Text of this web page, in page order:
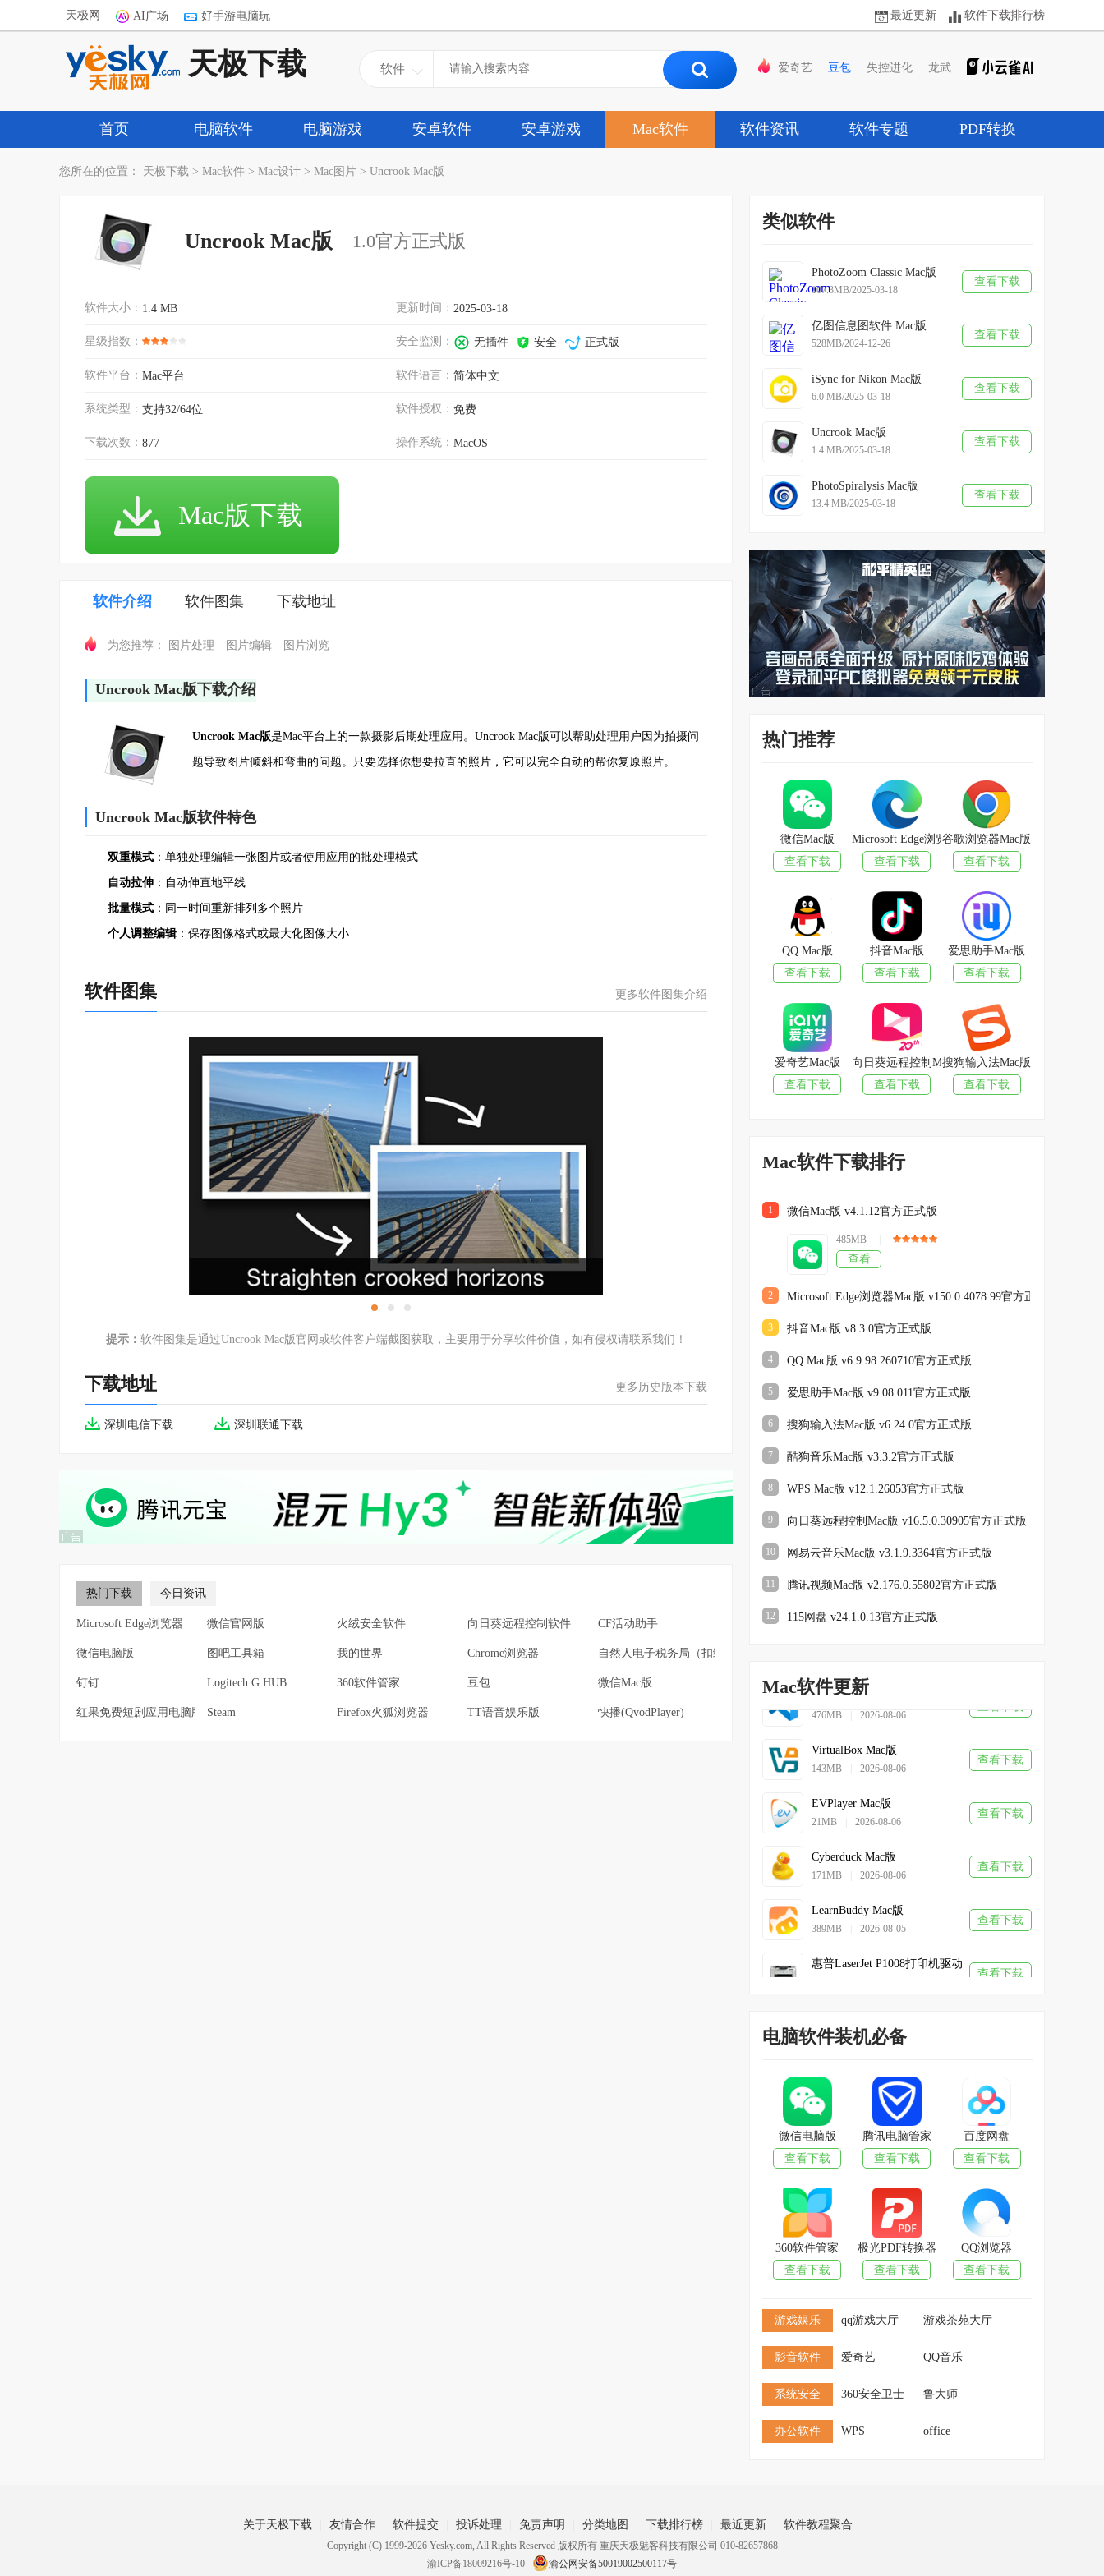
天极网 AI广场 好手游电脑玩 最近更新 软件下载排行榜
天极下载 软件 爱奇艺 豆包 失控进化 龙武
首页 电脑软件 电脑游戏 安卓软件 安卓游戏 Mac软件 软件资讯 软件专题 PDF转换
您所在的位置： 天极下载 > Mac软件 > Mac设计 > Mac图片 > Uncrook Mac版
Uncrook Mac版 1.0官方正式版
软件大小： 1.4 MB 更新时间： 2025-03-18
星级指数： 安全监测： 无插件 安全 正式版
软件平台： Mac平台 软件语言： 简体中文
系统类型： 支持32/64位 软件授权： 免费
下载次数： 877 操作系统： MacOS
Mac版下载
软件介绍 软件图集 下载地址
为您推荐： 图片处理 图片编辑 图片浏览
Uncrook Mac版下载介绍
Uncrook Mac版是Mac平台上的一款摄影后期处理应用。Uncrook Mac版可以帮助处理用户因为拍摄问
题导致图片倾斜和弯曲的问题。只要选择你想要拉直的照片，它可以完全自动的帮你复原照片。
Uncrook Mac版软件特色
双重模式 ：单独处理编辑一张图片或者使用应用的批处理模式
自动拉伸 ：自动伸直地平线
批量模式 ：同一时间重新排列多个照片
个人调整编辑 ：保存图像格式或最大化图像大小
软件图集 更多软件图集介绍
提示： 软件图集是通过Uncrook Mac版官网或软件客户端截图获取，主要用于分享软件价值，如有侵权请联系我们！
下载地址 更多历史版本下载
深圳电信下载 深圳联通下载
热门下载 今日资讯
Microsoft Edge浏览器 微信官网版 火绒安全软件 向日葵远程控制软件 CF活动助手
微信电脑版 图吧工具箱 我的世界 Chrome浏览器 自然人电子税务局（扣缴端）
钉钉 Logitech G HUB 360软件管家 豆包 微信Mac版
红果免费短剧应用电脑版 Steam Firefox火狐浏览器 TT语音娱乐版 快播(QvodPlayer)
类似软件
PhotoZoom Classic Mac版
107.3MB/2025-03-18
查看下载
亿图信息图软件 Mac版
528MB/2024-12-26
查看下载
iSync for Nikon Mac版
6.0 MB/2025-03-18
查看下载
Uncrook Mac版
1.4 MB/2025-03-18
查看下载
PhotoSpiralysis Mac版
13.4 MB/2025-03-18
查看下载
热门推荐
微信Mac版
查看下载
Microsoft Edge浏览器Mac版
查看下载
谷歌浏览器Mac版
查看下载
QQ Mac版
查看下载
抖音Mac版
查看下载
爱思助手Mac版
查看下载
爱奇艺Mac版
查看下载
向日葵远程控制Mac版
查看下载
搜狗输入法Mac版
查看下载
Mac软件下载排行
1 微信Mac版 v4.1.12官方正式版
485MB
查看
2 Microsoft Edge浏览器Mac版 v150.0.4078.99官方正式版
3 抖音Mac版 v8.3.0官方正式版
4 QQ Mac版 v6.9.98.260710官方正式版
5 爱思助手Mac版 v9.08.011官方正式版
6 搜狗输入法Mac版 v6.24.0官方正式版
7 酷狗音乐Mac版 v3.3.2官方正式版
8 WPS Mac版 v12.1.26053官方正式版
9 向日葵远程控制Mac版 v16.5.0.30905官方正式版
10 网易云音乐Mac版 v3.1.9.3364官方正式版
11 腾讯视频Mac版 v2.176.0.55802官方正式版
12 115网盘 v24.1.0.13官方正式版
Mac软件更新
144MB | 2026-08-05
绿联云MAC版
火苗会议MAC版
查看下载
Visual studio code Mac版
143MB | 2026-08-06
查看下载
21MB | 2026-08-06
查看下载
171MB | 2026-08-06
查看下载
389MB | 2026-08-05
查看下载
557MB | 2026-08-05
查看下载
314MB 2026-08-06
火苗会议MAC版
196MB 2026-08-06
查看下载
番茄打印管家Mac版
Visual studio code Mac版
476MB 2026-08-06
查看下载
VirtualBox Mac版
查看下载
电脑软件装机必备
微信电脑版
查看下载
腾讯电脑管家
查看下载
百度网盘
查看下载
360软件管家
查看下载
极光PDF转换器
查看下载
QQ浏览器
查看下载
游戏娱乐 qq游戏大厅 游戏茶苑大厅
影音软件 爱奇艺 QQ音乐
系统安全 360安全卫士 鲁大师
办公软件 WPS office
关于天极下载 友情合作 软件提交 投诉处理 免责声明 分类地图 下载排行榜 最近更新 软件教程聚合
Copyright (C) 1999-2026 Yesky.com, All Rights Reserved 版权所有 重庆天极魅客科技有限公司 010-82657868
渝ICP备18009216号-10
渝公网安备50019002500117号